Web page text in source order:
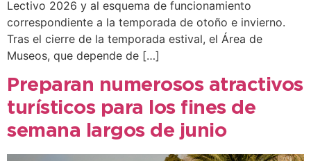
Lectivo 2026 y al esquema de funcionamiento
correspondiente a la temporada de otoño e invierno.
Tras el cierre de la temporada estival, el Área de
Museos, que depende de […]
Preparan numerosos atractivos
turísticos para los fines de
semana largos de junio